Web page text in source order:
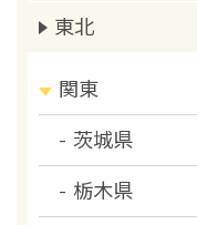
東北
関東
茨城県
栃木県